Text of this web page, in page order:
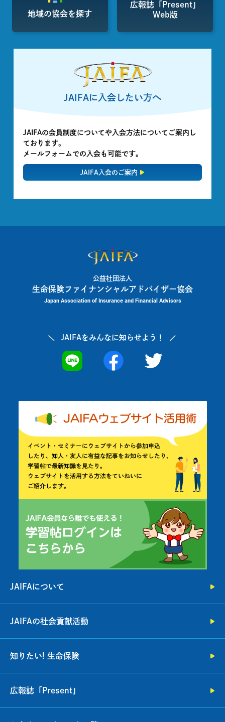
地域の協会を探す
広報誌「Present」
Web版
JAIFAに入会したい方へ
JAIFAの会員制度についてや入会方法についてご案内し
ております。
メールフォームでの入会も可能です。
JAIFA入会のご案内
公益社団法人
生命保険ファイナンシャルアドバイザー協会
Japan Association of Insurance and Financial Advisors
JAIFAをみんなに知らせよう！
JAIFAについて
JAIFAの社会貢献活動
知りたい! 生命保険
広報誌「Present」